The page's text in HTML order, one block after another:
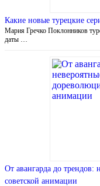
Какие новые турецкие
Мария Гречко Поклонников
даты …
От авангарда до
советской анимации